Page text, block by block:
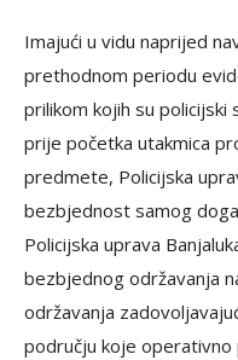
Imajući u vidu naprijed
prethodnom periodu
prilikom kojih su policijski
prije početka utakmica
predmete, Policijska
bezbjednost samog
Policijska uprava
bezbjednog održavanja
održavanja
području koje operativno